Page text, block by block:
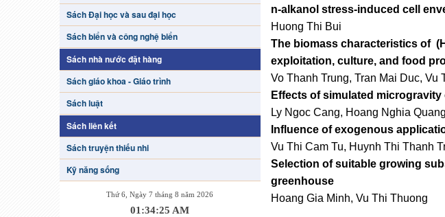
Sách Đại học và sau đại học
Sách biển và công nghệ biển
Sách nhà nước đặt hàng
Sách giáo khoa - Giáo trình
Sách luật
Sách liên kết
Sách truyện thiếu nhi
Kỹ năng sống
Thứ 6, Ngày 7 tháng 8 năm 2026
01:34:25 AM
n-alkanol stress-induced cell
Huong Thi Bui
The biomass characteristics of
exploitation, culture, and food
Vo Thanh Trung, Tran Mai Duc,
Effects of simulated
Ly Ngoc Cang, Hoang Nghia
Influence of exogenous
Vu Thi Cam Tu, Huynh Thi Thanh
Selection of suitable growing
greenhouse
Hoang Gia Minh, Vu Thi Thuong